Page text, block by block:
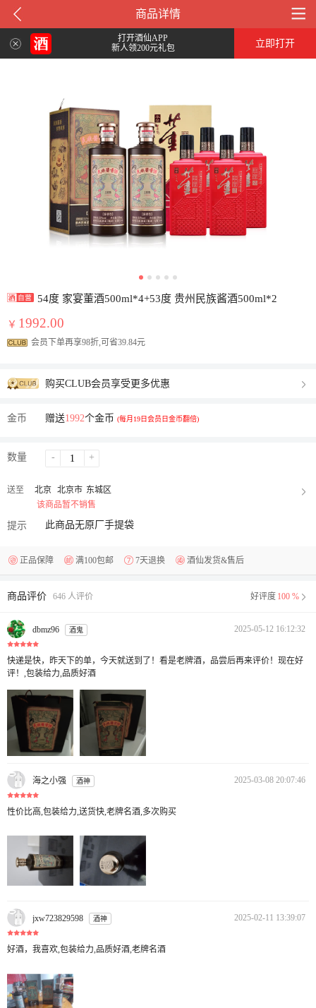
商品详情
打开酒仙APP
新人领200元礼包
立即打开
54度 家宴董酒500ml*4+53度 贵州民族酱酒500ml*2
￥ 1992.00
会员下单再享98折,可省39.84元
购买CLUB会员享受更多优惠
金币 赠送1992个金币 (每月19日会员日金币翻倍)
数量 - +
送至 北京 北京市 东城区
该商品暂不销售
提示 此商品无原厂手提袋
正品保障 满100包邮 7天退换 酒仙发货&售后
好评度 100 %
商品评价 646 人评价
2025-05-12 16:12:32
dbmz96 酒鬼
快递是快，昨天下的单，今天就送到了！看是老牌酒，品尝后再来评价！现在好
评！,包装给力,品质好酒
2025-03-08 20:07:46
海之小强 酒神
性价比高,包装给力,送货快,老牌名酒,多次购买
2025-02-11 13:39:07
jxw723829598 酒神
好酒，我喜欢,包装给力,品质好酒,老牌名酒